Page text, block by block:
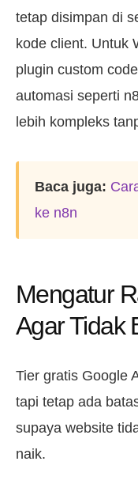
tetap disimpan di
kode client. Untuk
plugin custom
automasi seperti
lebih kompleks
Baca juga:
ke n8n
Mengatur
Agar Tidak
Tier gratis Google
tapi tetap ada
supaya website
naik.